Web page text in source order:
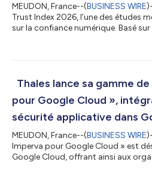
MEUDON, France--(BUSINESS WIRE
Trust Index 2026, l’une des études
sur la confiance numérique. Basé
numérique est gagnée ou perdue
La confiance des consommateurs
moment de la connexion Pour...
Thales lance sa gamme
pour Google Cloud »,
sécurité applicative dans
MEUDON, France--(BUSINESS WIRE
Imperva pour Google Cloud » est
Google Cloud, offrant ainsi aux